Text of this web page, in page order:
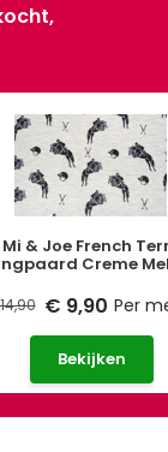
Mi & Joe French
Creme
€ 9,90 Per
Bekijken